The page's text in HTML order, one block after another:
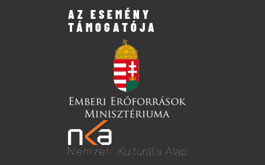
AZ ESEMÉNY
TÁMOGATÓJA